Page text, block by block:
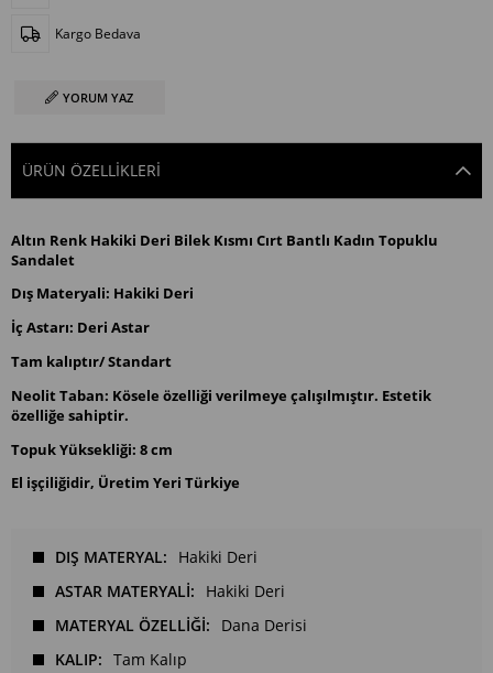
Kargo Bedava
YORUM YAZ
ÜRÜN ÖZELLIKLERI
Altın Renk Hakiki Deri Bilek Kısmı Cırt Bantlı Kadın Topuklu
Sandalet
Dış Materyali: Hakiki Deri
İç Astarı: Deri Astar
Tam kalıptır/ Standart
Neolit Taban: Kösele özelliği verilmeye çalışılmıştır. Estetik
özelliğe sahiptir.
Topuk Yüksekliği: 8 cm
El işçiliğidir, Üretim Yeri Türkiye
DIŞ MATERYAL
Hakiki Deri
ASTAR MATERYALİ
Hakiki Deri
MATERYAL ÖZELLİĞİ
Dana Derisi
KALIP
Tam Kalıp